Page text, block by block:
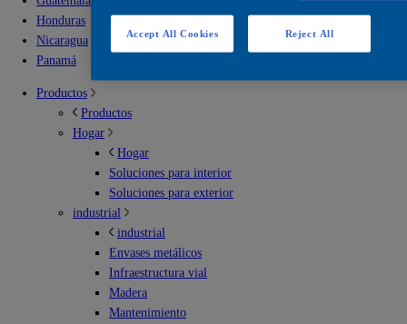
Honduras
Nicaragua
Panamá
Productos
Productos
Hogar
Hogar
Soluciones para interior
Soluciones para exterior
industrial
industrial
Envases metálicos
Infraestructura vial
Madera
Mantenimiento
Reject All
Accept All Cookies